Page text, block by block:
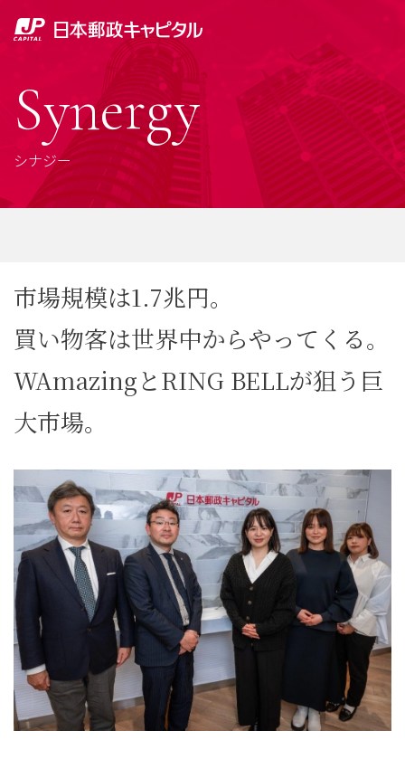
Synergy
シナジー
市場規模は1.7兆円。
買い物客は世界中からやってくる。
WAmazingとRING BELLが狙う巨
大市場。